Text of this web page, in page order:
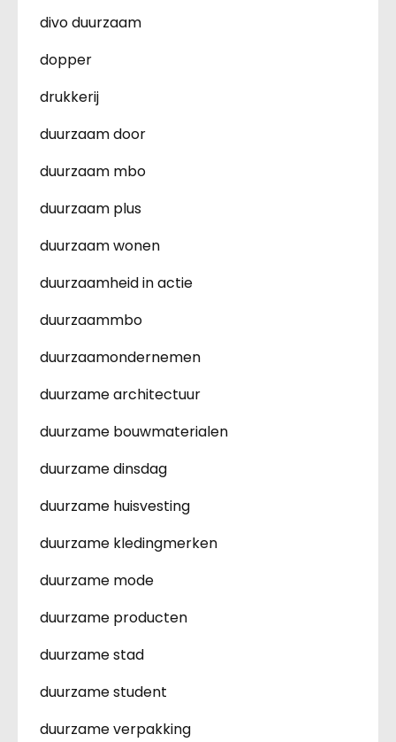
divo duurzaam
dopper
drukkerij
duurzaam door
duurzaam mbo
duurzaam plus
duurzaam wonen
duurzaamheid in actie
duurzaammbo
duurzaamondernemen
duurzame architectuur
duurzame bouwmaterialen
duurzame dinsdag
duurzame huisvesting
duurzame kledingmerken
duurzame mode
duurzame producten
duurzame stad
duurzame student
duurzame verpakking